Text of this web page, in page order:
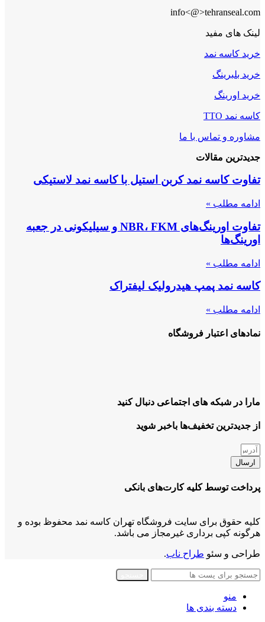
info<@>tehranseal.com
لینک های مفید
خرید کاسه نمد
خرید بلبرینگ
خرید اورینگ
کاسه نمد TTO
مشاوره و تماس با ما
جدیدترین مقالات
تفاوت کاسه نمد کربن استیل با کاسه نمد لاستیکی
ادامه مطلب »
تفاوت اورینگ‌های NBR، FKM و سیلیکونی در جعبه
اورینگ‌ها
ادامه مطلب »
کاسه نمد پمپ هیدرولیک لیفتراک
ادامه مطلب »
نمادهای اعتبار فروشگاه
مارا در شبکه های اجتماعی دنبال کنید
از جدیدترین تخفیف‌ها باخبر شوید
ارسال
پرداخت توسط کلیه کارت‌های بانکی
کلیه حقوق برای سایت فروشگاه تهران کاسه نمد محفوظ بوده و
هرگونه کپی برداری غیرمجاز می باشد.
طراحی و سئو طراح ناب.
منو
دسته بندی ها